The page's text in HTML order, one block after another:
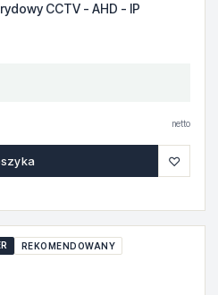
CCTV - AHD - IP
netto
♡
REKOMENDOWANY